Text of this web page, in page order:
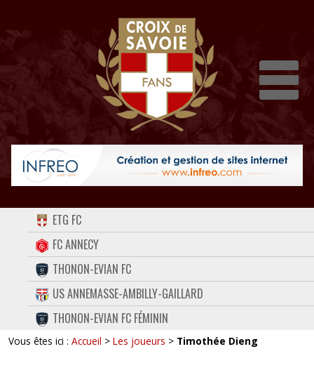
ACCUEIL
FORUM
CONTACT
FACEBOOK
TWITTER
ETG FC
FC ANNECY
THONON-EVIAN FC
US ANNEMASSE-AMBILLY-GAILLARD
THONON-EVIAN FC FÉMININ
Vous êtes ici : Accueil > Les joueurs > Timothée Dieng